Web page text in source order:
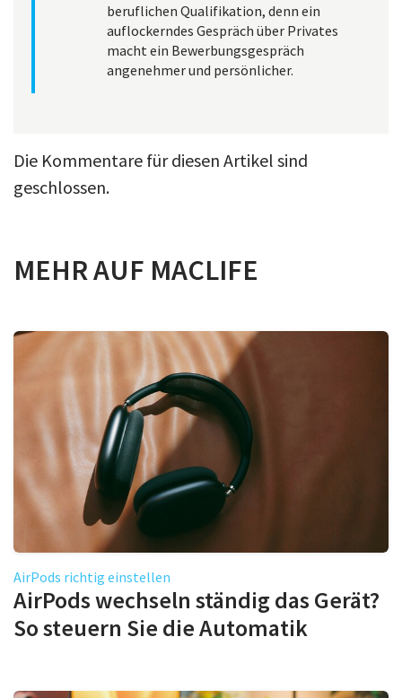
beruflichen Qualifikation, denn ein
auflockerndes Gespräch über Privates
macht ein Bewerbungsgespräch
angenehmer und persönlicher.
Die Kommentare für diesen Artikel sind
geschlossen.
MEHR AUF MACLIFE
AirPods richtig einstellen
AirPods wechseln ständig das Gerät?
So steuern Sie die Automatik